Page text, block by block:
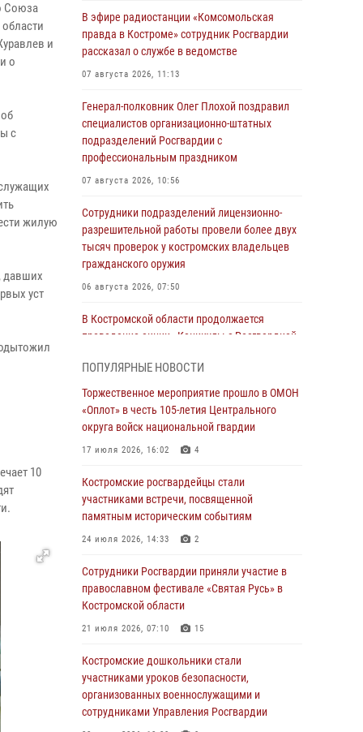
Союза
и
о
с
жилую
давших
уст
10
В эфире радиостанции «Комсомольская
правда в Костроме» сотрудник Росгвардии
рассказал о службе в ведомстве
07 августа 2026, 11:13
Генерал-полковник Олег Плохой поздравил
специалистов организационно-штатных
подразделений Росгвардии с
профессиональным праздником
07 августа 2026, 10:56
Сотрудники подразделений лицензионно-
разрешительной работы провели более двух
тысяч проверок у костромских владельцев
гражданского оружия
06 августа 2026, 07:50
В Костромской области продолжается
проведение акции «Каникулы с Росгвардией»
В Росгвардии по Костромской области
проходят мероприятия, посвященные 108-й
годовщине со дня рождения генерала армии
Ивана Кирилловича Яковлева
Состоялась рабочая встреча директора
Росгвардии Героя России генерала армии
Виктора Золотова с заместителем
Российской Федерации в Северо-Кавказском
федеральном округе Виталием Кузнецовым
31 июля 2026, 07:08
службой в ведомстве
31 июля 2026, 06:48 1
Костромские дошкольники стали
участниками уроков безопасности,
ПОПУЛЯРНЫЕ НОВОСТИ
Торжественное мероприятие прошло в ОМОН
«Оплот» в честь 105-летия Центрального
округа войск национальной гвардии
17 июля 2026, 16:02 4
Костромские росгвардейцы стали
участниками встречи, посвященной
памятным историческим событиям
24 июля 2026, 14:33 2
Сотрудники Росгвардии приняли участие в
православном фестивале «Святая Русь» в
Костромской области
21 июля 2026, 07:10 15
Костромские дошкольники стали
участниками уроков безопасности,
организованных военнослужащими и
сотрудниками Управления Росгвардии